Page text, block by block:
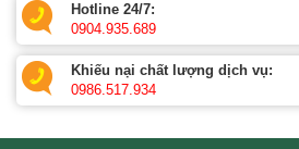
Hotline 24/7:
0904.935.689
Khiếu nại chất lượng dịch vụ:
0986.517.934